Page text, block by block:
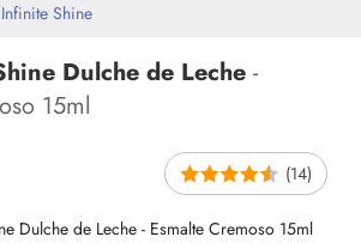
Infinite Shine
Dulche de Leche -
15ml
(14)